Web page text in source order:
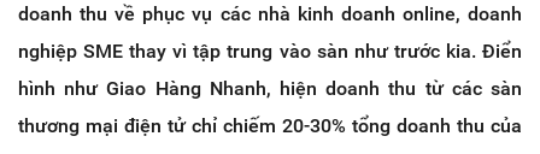
doanh thu về phục vụ các nhà kinh doanh online, doanh
nghiệp SME thay vì tập trung vào sàn như trước kia. Điển
hình như Giao Hàng Nhanh, hiện doanh thu từ các sàn
thương mại điện tử chỉ chiếm 20-30% tổng doanh thu của